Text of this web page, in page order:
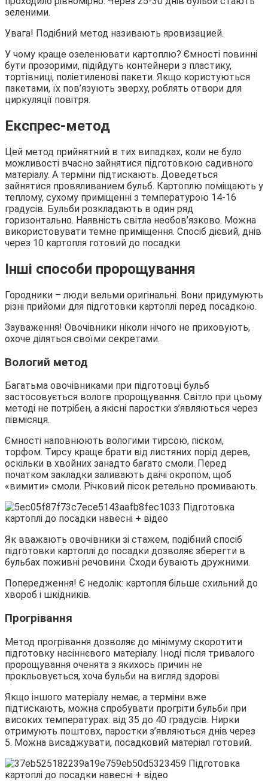
зеленими.
Увага! Подібний метод називають яровизацией.
У чому краще озеленювати картоплю? Ємності повинні
бути прозорими, підійдуть контейнери з пластику,
тортівниці, поліетиленові пакети. Якщо користуються
пакетами, їх пов’язують зверху, роблять отвори для
циркуляції повітря.
Експрес-метод
Цей метод прийнятний в тих випадках, коли не було
можливості вчасно зайнятися підготовкою садивного
матеріалу. А терміни підтискають. Доведеться
зайнятися провяливанием бульб. Картоплю поміщають у
теплому, сухому приміщенні з температурою 14-16
градусів. Бульби розкладають в один ряд
горизонтально. Наявність світла необов’язково. Можна
використовувати темне приміщення. Спосіб дієвий, днів
через 10 картопля готовий до посадки.
Інші способи пророщування
Городники – люди вельми оригінальні. Вони придумують
різні прийоми для підготовки картоплі перед посадкою.
Зауваження! Овочівники ніколи нічого не приховують,
охоче діляться своїми секретами.
Вологий метод
Багатьма овочівниками при підготовці бульб
застосовується вологе пророщування. Світло при цьому
методі не потрібен, а якісні паростки з’являються через
півмісяця.
Ємності наповнюють вологими тирсою, піском,
торфом. Тирсу краще брати від листяних порід дерев,
оскільки в хвойних занадто багато смоли. Перед
початком закладки заливають двічі окропом, щоб
«вимити» смоли. Річковий пісок ретельно промивають.
Як вважають овочівники зі стажем, подібний спосіб
підготовки картоплі до посадки дозволяє зберегти в
бульбах поживні речовини. Сходи бувають дружними.
Попередження! Є недолік: картопля більше схильний до
хвороб і шкідників.
Прогрівання
Метод прогрівання дозволяє до мінімуму скоротити
підготовку насіннєвого матеріалу. Іноді після тривалого
пророщування оченята з якихось причин не
прокльовується, хоча бульби на вигляд здорові.
Якщо іншого матеріалу немає, а терміни вже
підтискають, можна спробувати прогріти бульби при
високих температурах: від 35 до 40 градусів. Нирки
отримують поштовх, паростки з’являються днів через
5. Можна висаджувати, посадковий матеріал готовий.